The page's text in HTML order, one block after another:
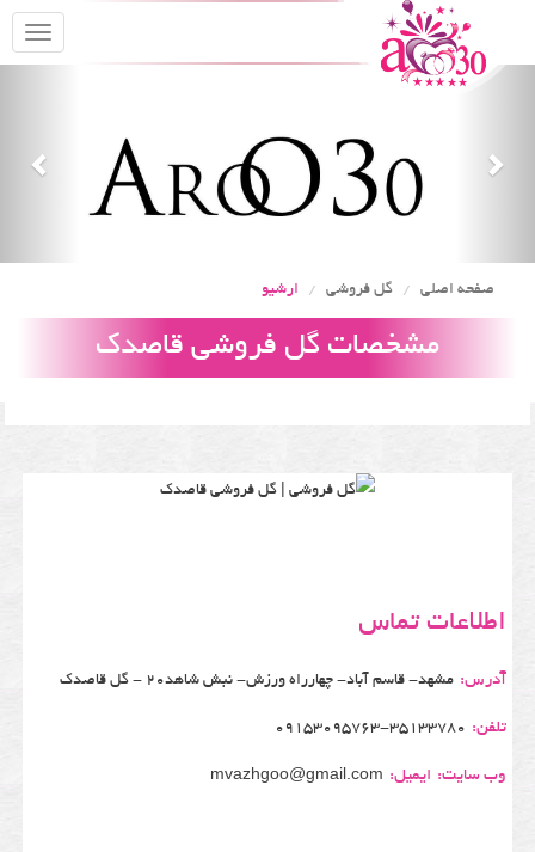
صفحه اصلی گل فروشی ارشیو
مشخصات گل فروشی قاصدک
اطلاعات تماس
آدرس: مشهد- قاسم آباد- چهارراه ورزش- نبش شاهد20 - گل قاصدک
تلفن: 09153095763-35133780
وب سایت: ایمیل: mvazhgoo@gmail.com